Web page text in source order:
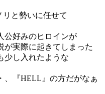
と勢いに任せて
公好みのヒロインが
が実際に起きてしまった
少し入れたような
、『HELL』の方だがなぁ